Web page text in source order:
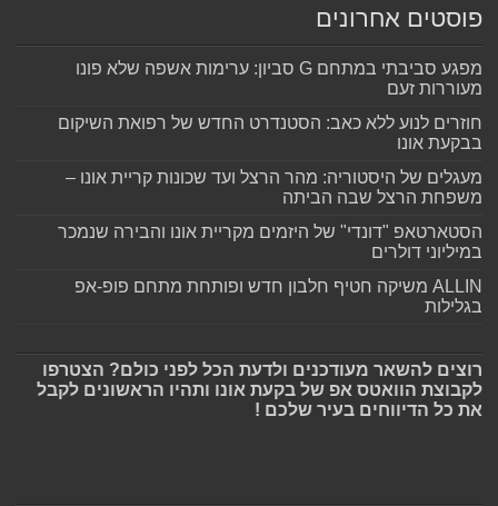
פוסטים אחרונים
מפגע סביבתי במתחם G סביון: ערימות אשפה שלא פונו
מעוררות זעם
חוזרים לנוע ללא כאב: הסטנדרט החדש של רפואת השיקום
בבקעת אונו
מעגלים של היסטוריה: מהר הרצל ועד שכונות קריית אונו –
משפחת הרצל שבה הביתה
הסטארטאפ "דונדי" של היזמים מקריית אונו והבירה שנמכר
במיליוני דולרים
ALLIN משיקה חטיף חלבון חדש ופותחת מתחם פופ-אפ
בגלילות
רוצים להשאר מעודכנים ולדעת הכל לפני כולם? הצטרפו
לקבוצת הוואטס אפ של בקעת אונו ותהיו הראשונים לקבל
את כל הדיווחים בעיר שלכם !